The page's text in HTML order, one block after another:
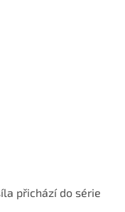
přichází do série